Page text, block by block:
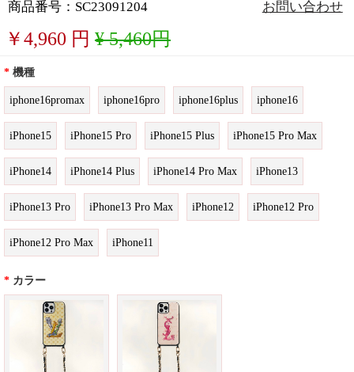
商品番号：SC23091204 お問い合わせ
￥4,960 円 ¥ 5,460円
* 機種
iphone16promax iphone16pro iphone16plus iphone16
iPhone15 iPhone15 Pro iPhone15 Plus iPhone15 Pro Max
iPhone14 iPhone14 Plus iPhone14 Pro Max iPhone13
iPhone13 Pro iPhone13 Pro Max iPhone12 iPhone12 Pro
iPhone12 Pro Max iPhone11
* カラー